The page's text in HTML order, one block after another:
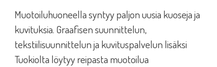
Muotoiluhuoneella syntyy paljon uusia kuoseja ja
kuvituksia. Graafisen suunnittelun,
tekstiilisuunnittelun ja kuvituspalvelun lisäksi
Tuokiolta löytyy reipasta muotoilua